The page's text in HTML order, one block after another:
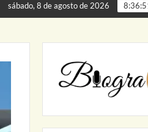
de Palmillas
sábado, 8 de agosto de 2026